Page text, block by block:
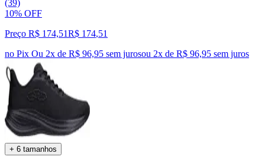
(39)
10% OFF
Preço R$ 174,51R$ 174,51
no Pix Ou 2x de R$ 96,95 sem jurosou 2x de R$ 96,95 sem juros
+ 6 tamanhos